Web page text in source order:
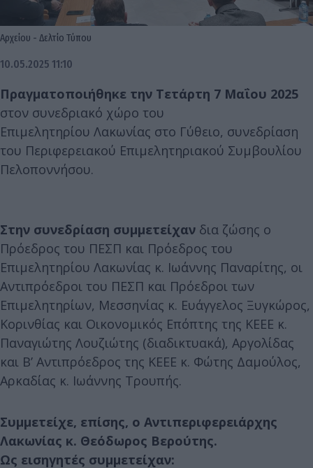
Αρχείου - Δελτίο Τύπου
10.05.2025 11:10
Πραγματοποιήθηκε την Τετάρτη 7 Μαΐου 2025
στον συνεδριακό χώρο του
Επιμελητηρίου Λακωνίας στο Γύθειο, συνεδρίαση
του Περιφερειακού Επιμελητηριακού Συμβουλίου
Πελοποννήσου.
Στην συνεδρίαση συμμετείχαν δια ζώσης ο
Πρόεδρος του ΠΕΣΠ και Πρόεδρος του
Επιμελητηρίου Λακωνίας κ. Ιωάννης Παναρίτης, οι
Αντιπρόεδροι του ΠΕΣΠ και Πρόεδροι των
Επιμελητηρίων, Μεσσηνίας κ. Ευάγγελος Ξυγκώρος,
Κορινθίας και Οικονομικός Επόπτης της ΚΕΕΕ κ.
Παναγιώτης Λουζιώτης (διαδικτυακά), Αργολίδας
και Β’ Αντιπρόεδρος της ΚΕΕΕ κ. Φώτης Δαμούλος,
Αρκαδίας κ. Ιωάννης Τρουπής.
Συμμετείχε, επίσης, ο Αντιπεριφερειάρχης
Λακωνίας κ. Θεόδωρος Βερούτης.
Ως εισηγητές συμμετείχαν: